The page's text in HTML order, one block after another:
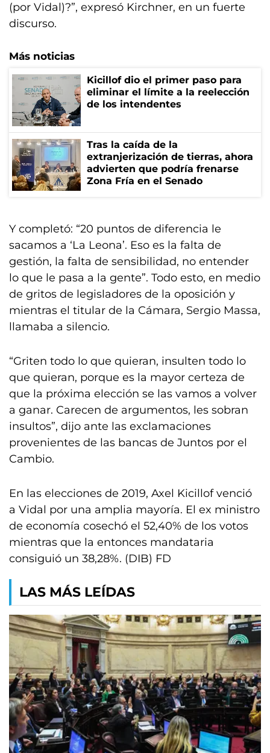
(por Vidal)?”, expresó Kirchner, en un fuerte
discurso.
Más noticias
Kicillof dio el primer paso para
eliminar el límite a la reelección
de los intendentes
Tras la caída de la
extranjerización de tierras, ahora
advierten que podría frenarse
Zona Fría en el Senado
Y completó: “20 puntos de diferencia le
sacamos a ‘La Leona’. Eso es la falta de
gestión, la falta de sensibilidad, no entender
lo que le pasa a la gente”. Todo esto, en medio
de gritos de legisladores de la oposición y
mientras el titular de la Cámara, Sergio Massa,
llamaba a silencio.
“Griten todo lo que quieran, insulten todo lo
que quieran, porque es la mayor certeza de
que la próxima elección se las vamos a volver
a ganar. Carecen de argumentos, les sobran
insultos”, dijo ante las exclamaciones
provenientes de las bancas de Juntos por el
Cambio.
En las elecciones de 2019, Axel Kicillof venció
a Vidal por una amplia mayoría. El ex ministro
de economía cosechó el 52,40% de los votos
mientras que la entonces mandataria
consiguió un 38,28%. (DIB) FD
LAS MÁS LEÍDAS